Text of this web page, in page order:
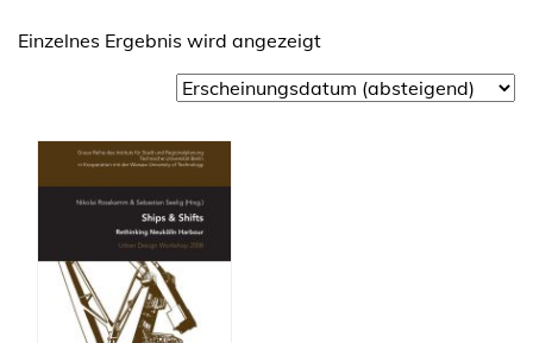
Einzelnes Ergebnis wird angezeigt